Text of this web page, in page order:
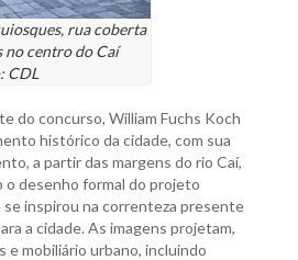
rua coberta
no centro do Caí
CDL
do concurso, William Fuchs Koch
histórico da cidade, com sua
a partir das margens do rio Caí,
desenho formal do projeto
inspirou na correnteza presente
a cidade. As imagens projetam,
e mobiliário urbano, incluindo